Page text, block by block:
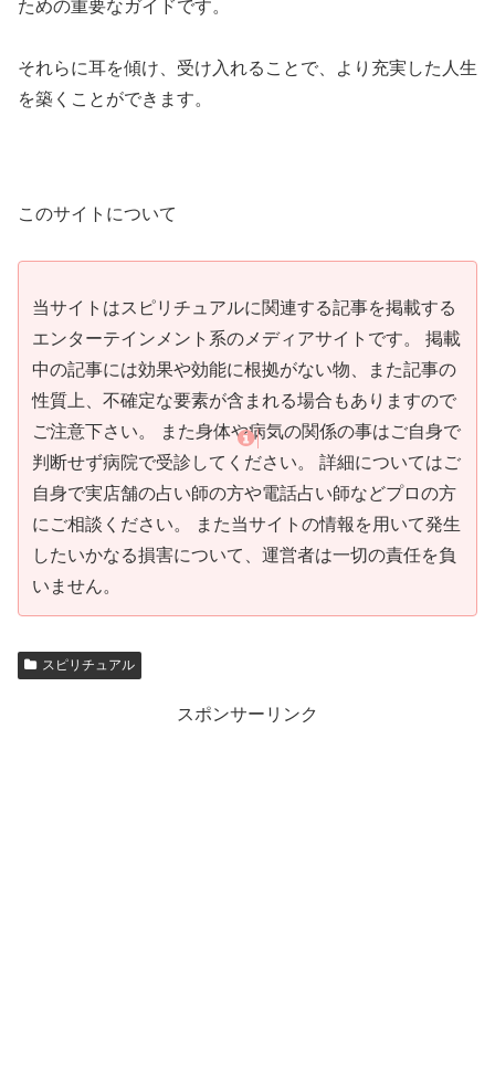
ための重要なガイドです。
それらに耳を傾け、受け入れることで、より充実した人生
を築くことができます。
このサイトについて
当サイトはスピリチュアルに関連する記事を掲載する
エンターテインメント系のメディアサイトです。 掲載
中の記事には効果や効能に根拠がない物、また記事の
性質上、不確定な要素が含まれる場合もありますので
ご注意下さい。 また身体や病気の関係の事はご自身で
判断せず病院で受診してください。 詳細についてはご
自身で実店舗の占い師の方や電話占い師などプロの方
にご相談ください。 また当サイトの情報を用いて発生
したいかなる損害について、運営者は一切の責任を負
いません。
スピリチュアル
スポンサーリンク